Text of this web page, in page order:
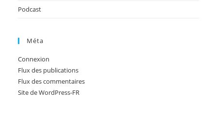
Podcast
Méta
Connexion
Flux des publications
Flux des commentaires
Site de WordPress-FR